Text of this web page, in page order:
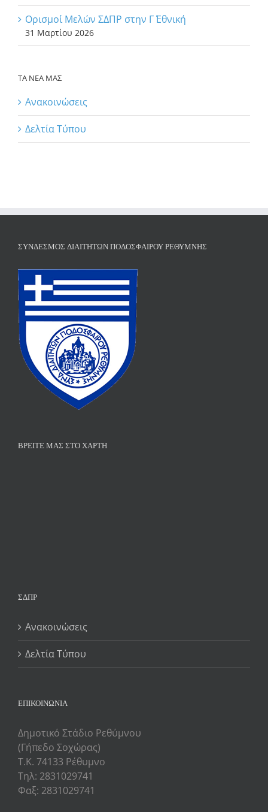
Ορισμοί Μελών ΣΔΠΡ στην Γ΄ Εθνική
31 Μαρτίου 2026
ΤΑ ΝΕΑ ΜΑΣ
Ανακοινώσεις
Δελτία Τύπου
ΣΎΝΔΕΣΜΟΣ ΔΙΑΙΤΗΤΏΝ ΠΟΔΟΣΦΑΊΡΟΥ ΡΕΘΎΜΝΗΣ
ΒΡΕΊΤΕ ΜΑΣ ΣΤΟ ΧΆΡΤΗ
ΣΔΠΡ
Ανακοινώσεις
Δελτία Τύπου
ΕΠΙΚΟΙΝΩΝΙΑ
Δημοτικό Στάδιο Ρεθύμνου
(Γήπεδο Σοχώρας)
Τ.Κ. 74133 Ρέθυμνο
Τηλ: 2831029741
Φαξ: 2831029741